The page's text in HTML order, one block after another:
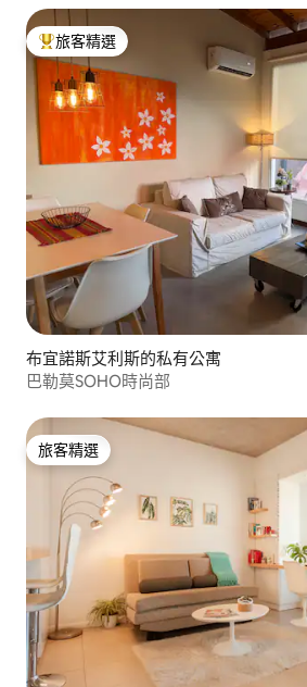
旅客精選榜首
旅客精選
布宜諾斯艾利斯的私有公寓
巴勒莫SOHO時尚部
旅客精選
旅客精選